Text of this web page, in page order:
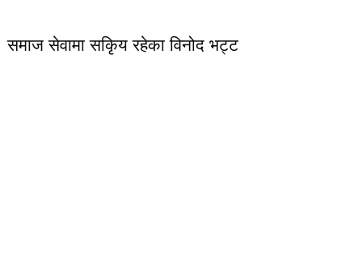
समाज सेवामा सकिृय रहेका विनोद भट्ट